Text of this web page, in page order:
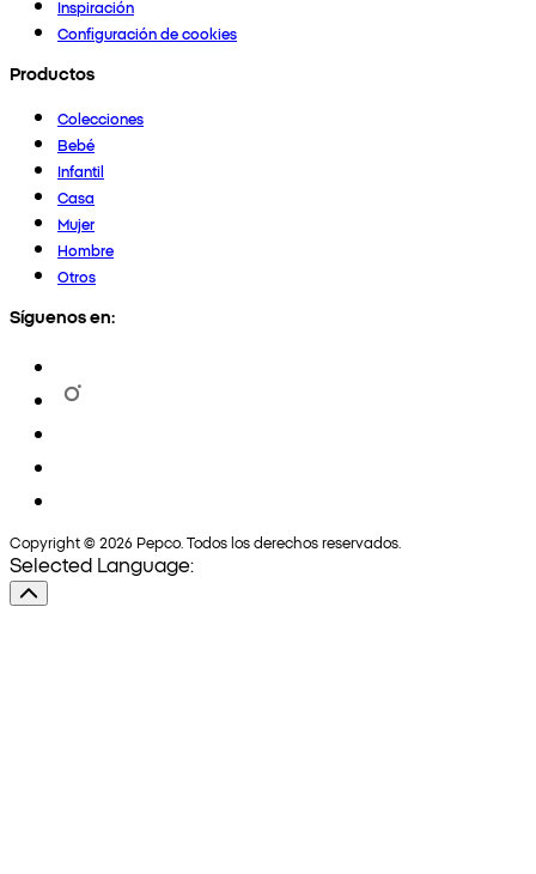
Inspiración
Configuración de cookies
Productos
Colecciones
Bebé
Infantil
Casa
Mujer
Hombre
Otros
Síguenos en:
Copyright © 2026 Pepco. Todos los derechos reservados.
Selected Language: